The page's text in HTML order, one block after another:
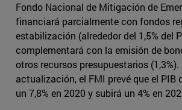
Fondo Nacional de Mitigación de
financiará parcialmente con fondos
estabilización (alrededor del 1,5% del
complementará con la emisión de
otros recursos presupuestarios
actualización, el FMI prevé que el PIB
un 7,8% en 2020 y subirá un 4% en